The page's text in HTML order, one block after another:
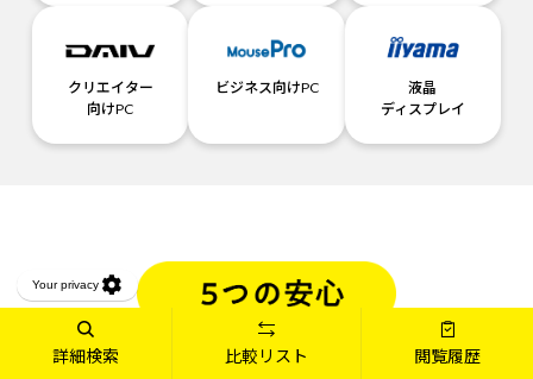
クリエイター
向けPC
ビジネス向けPC
液晶
ディスプレイ
詳細検索 比較リスト 閲覧履歴